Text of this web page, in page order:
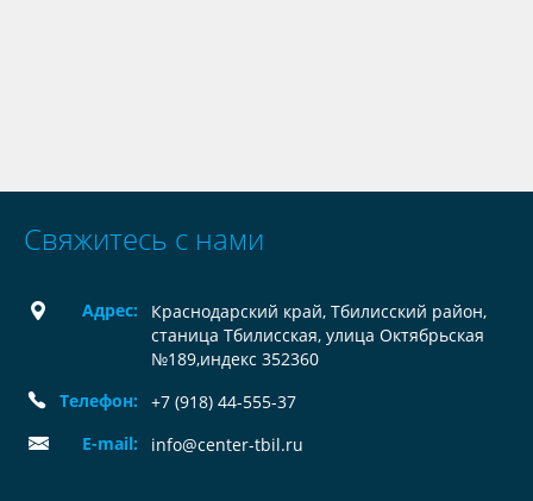
Свяжитесь с нами
Адрес:
Краснодарский край, Тбилисский район,
станица Тбилисская, улица Октябрьская
№189,индекс 352360
Телефон:
+7 (918) 44-555-37
E-mail:
info@center-tbil.ru